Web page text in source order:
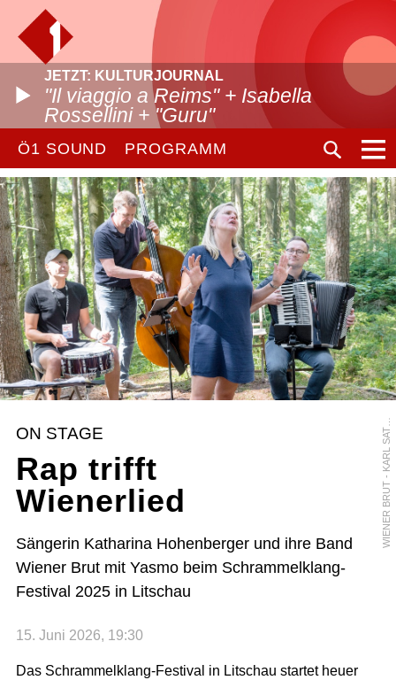
JETZT: KULTURJOURNAL
"Il viaggio a Reims" + Isabella
Rossellini + "Guru"
Ö1 SOUND PROGRAMM
W
I
E
N
E
R
B
R
U
T
-
K
A
R
L
S
A
T
Z
I
N
G
E
R
ON STAGE
Rap trifft
Wienerlied
Sängerin Katharina Hohenberger und ihre Band
Wiener Brut mit Yasmo beim Schrammelklang-
Festival 2025 in Litschau
15. Juni 2026, 19:30
Das Schrammelklang-Festival in Litschau startet heuer